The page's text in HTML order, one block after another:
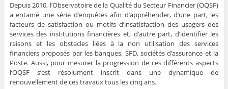
Depuis 2010, l’Observatoire de la Qualité du Secteur Financier (OQSF)
a entamé une série d’enquêtes afin d’appréhender, d’une part, les
facteurs de satisfaction ou motifs d’insatisfaction des usagers des
services des institutions financières et, d’autre part, d’identifier les
raisons et les obstacles liées à la non utilisation des services
financiers proposés par les banques, SFD, sociétés d’assurance et la
Poste. Aussi, pour mesurer la progression de ces différents aspects
l’OQSF s’est résolument inscrit dans une dynamique de
renouvellement de ces travaux tous les cinq ans.